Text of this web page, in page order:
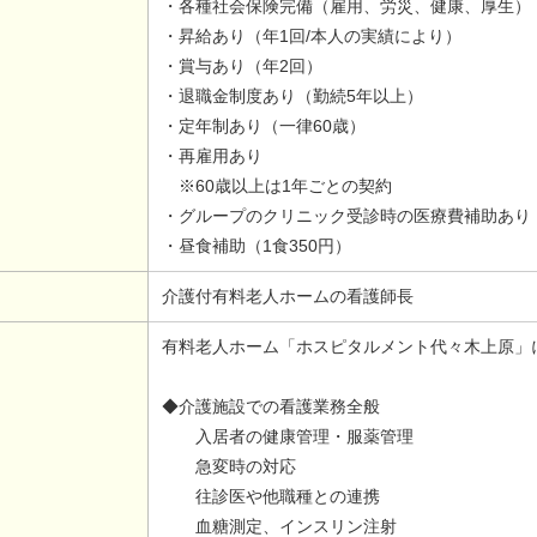
・各種社会保険完備（雇用、労災、健康、厚生）
・昇給あり（年1回/本人の実績により）
・賞与あり（年2回）
・退職金制度あり（勤続5年以上）
・定年制あり（一律60歳）
・再雇用あり
※60歳以上は1年ごとの契約
・グループのクリニック受診時の医療費補助あり
・昼食補助（1食350円）
介護付有料老人ホームの看護師長
有料老人ホーム「ホスピタルメント代々木上原
◆介護施設での看護業務全般
入居者の健康管理・服薬管理
急変時の対応
往診医や他職種との連携
血糖測定、インスリン注射